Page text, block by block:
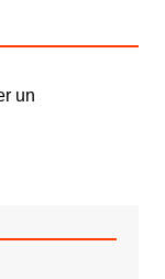
un